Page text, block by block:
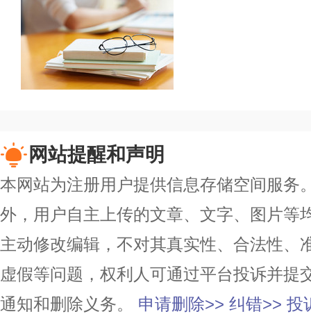
网站提醒和声明
本网站为注册用户提供信息存储空间服务
外，用户自主上传的文章、文字、图片等
主动修改编辑，不对其真实性、合法性、
虚假等问题，权利人可通过平台投诉并提
通知和删除义务。
申请删除>> 纠错>> 投